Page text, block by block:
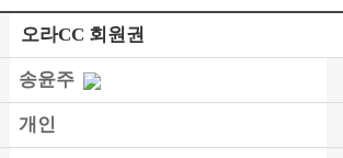
오라CC 회원권
송윤주
개인